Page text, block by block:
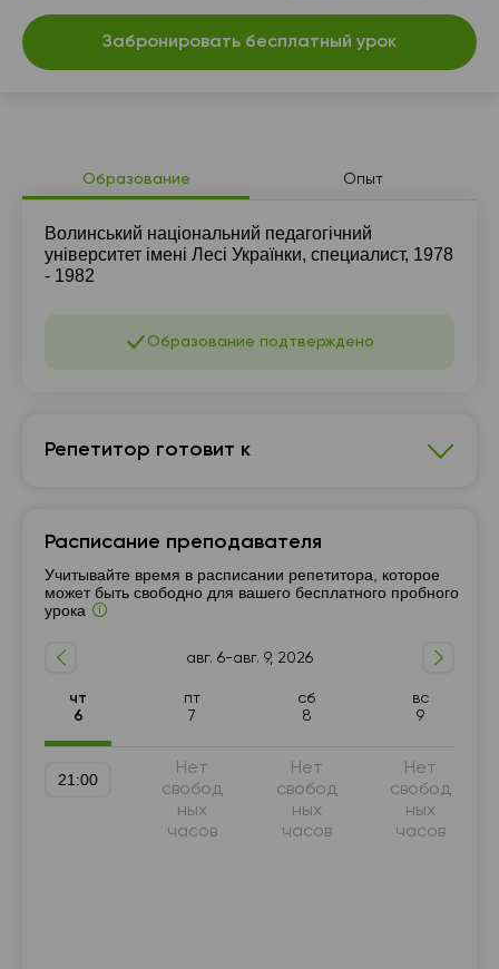
Образование Опыт
Волинський національний педагогічний
університет імені Лесі Українки, специалист, 1978
- 1982
Образование подтверждено
Репетитор готовит к
7 - 9-й класс Подготовка к НМТ (ЗНО)
10 - 11-й класс Разговорный язык А1-А2 В1-В2
Грамматика
Расписание преподавателя
Учитывайте время в расписании репетитора, которое
может быть свободно для вашего бесплатного пробного
урока
авг. 6-авг. 9, 2026
чт
6
пт
7
сб
8
вс
9
21:00
Нет
свобод
ных
часов
Нет
свобод
ных
часов
Нет
свобод
ных
часов
Забронировать бесплатный урок